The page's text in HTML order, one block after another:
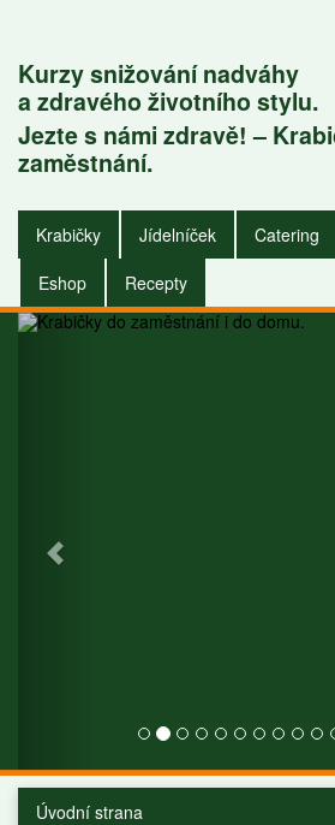
Kurzy snižování nadváhy
a zdravého životního stylu.
Jezte s námi zdravě! –
zaměstnání.
Krabičky Jídelníček Catering
Eshop
Recepty
Krabičky
domu.
Úvodní strana